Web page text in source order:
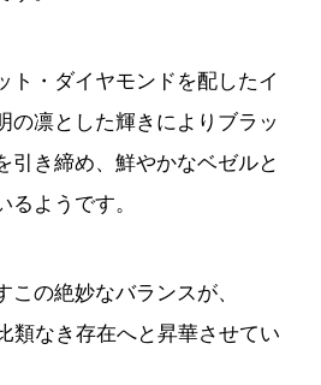
ト・ダイヤモンドを配したイ
の凛とした輝きによりブラッ
引き締め、鮮やかなベゼルと
ようです。
の絶妙なバランスが、
類なき存在へと昇華させてい